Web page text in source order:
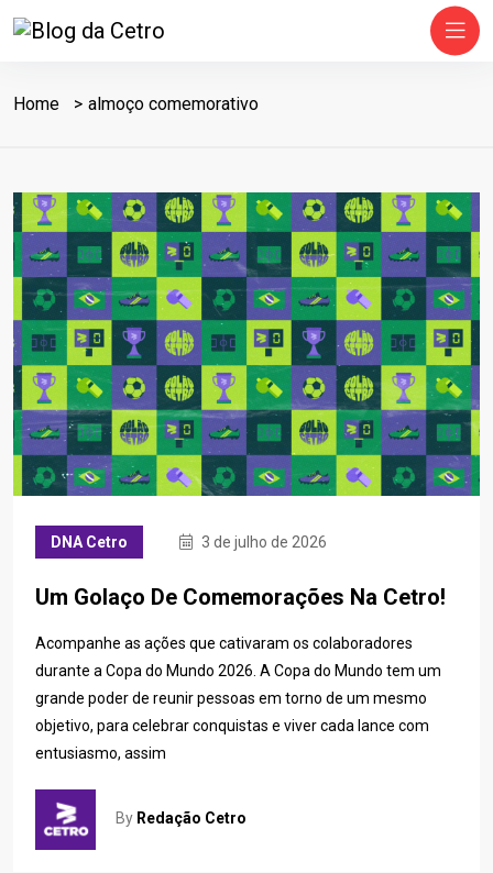
Home almoço comemorativo
DNA Cetro 3 de julho de 2026
Um Golaço De Comemorações Na Cetro!
Acompanhe as ações que cativaram os colaboradores
durante a Copa do Mundo 2026. A Copa do Mundo tem um
grande poder de reunir pessoas em torno de um mesmo
objetivo, para celebrar conquistas e viver cada lance com
entusiasmo, assim
By Redação Cetro